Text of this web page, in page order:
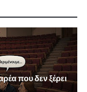
που δεν ξέρει